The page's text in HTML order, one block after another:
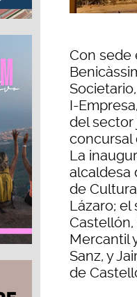
Con sede
I-
del sector
concursal
La
alcaldesa
de
Lázaro;
Mercantil
Sanz, y
de